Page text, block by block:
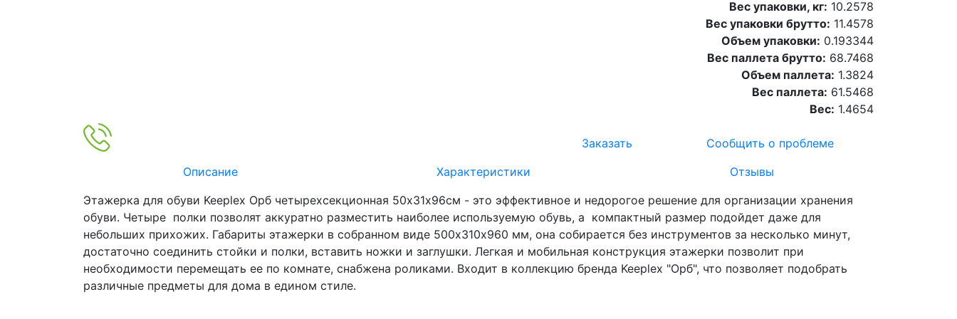
Вес упаковки, кг: 10.2578
Вес упаковки брутто: 11.4578
Объем упаковки: 0.193344
Вес паллета брутто: 68.7468
Объем паллета: 1.3824
Вес паллета: 61.5468
Вес: 1.4654
Заказать
Сообщить о проблеме
Описание
Характеристики
Отзывы
Этажерка для обуви Keeplex Орб четырехсекционная 50х31х96см - это эффективное и недорогое решение для организации хранения
обуви. Четыре полки позволят аккуратно разместить наиболее используемую обувь, а компактный размер подойдет даже для
небольших прихожих. Габариты этажерки в собранном виде 500х310х960 мм, она собирается без инструментов за несколько минут,
достаточно соединить стойки и полки, вставить ножки и заглушки. Легкая и мобильная конструкция этажерки позволит при
необходимости перемещать ее по комнате, снабжена роликами. Входит в коллекцию бренда Keeplex "Орб", что позволяет подобрать
различные предметы для дома в едином стиле.